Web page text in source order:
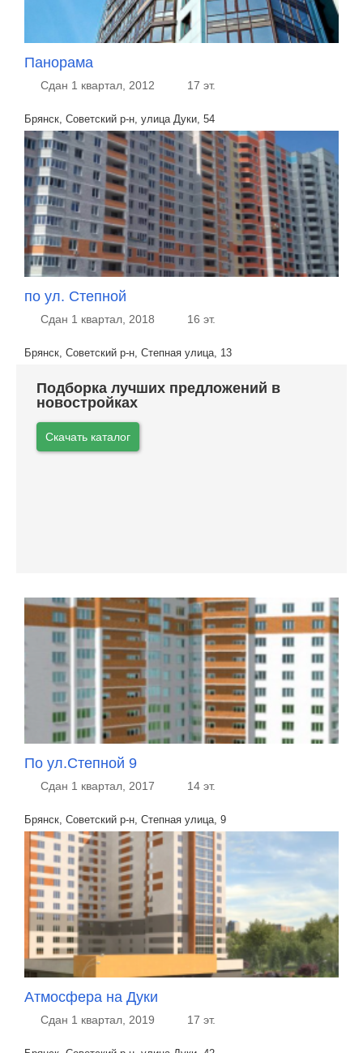
Панорама
Сдан 1 квартал, 2012 17 эт.
Брянск, Советский р-н, улица Дуки, 54
по ул. Степной
Сдан 1 квартал, 2018 16 эт.
Брянск, Советский р-н, Степная улица, 13
Подборка лучших предложений в
новостройках
Скачать каталог
По ул.Степной 9
Сдан 1 квартал, 2017 14 эт.
Брянск, Советский р-н, Степная улица, 9
Атмосфера на Дуки
Сдан 1 квартал, 2019 17 эт.